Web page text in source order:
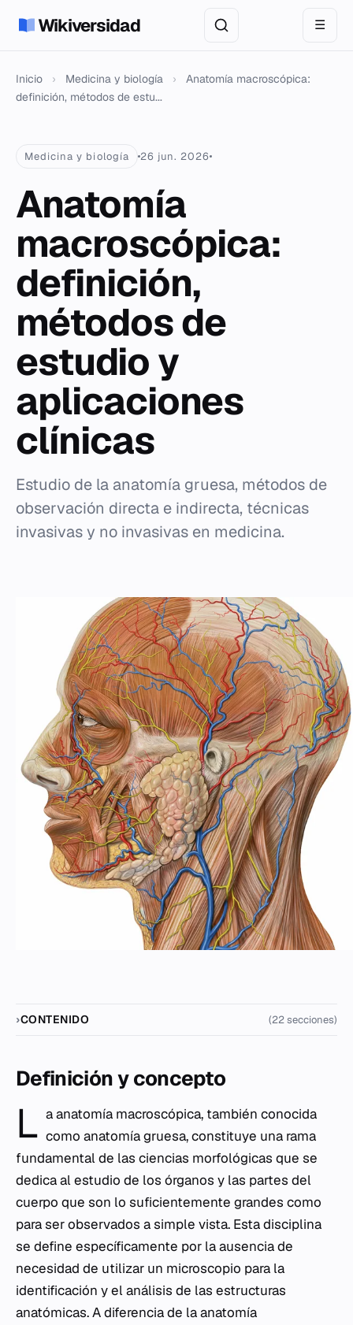
Wikiversidad ☰
Inicio › Medicina y biología ›
Anatomía macroscópica:
definición, métodos de estu...
Medicina y biología 26 jun. 2026
Anatomía
macroscópica:
definición,
métodos de
estudio y
aplicaciones
clínicas
Estudio de la anatomía gruesa, métodos de
observación directa e indirecta, técnicas
invasivas y no invasivas en medicina.
CONTENIDO (22 secciones)
Definición y concepto
L a anatomía macroscópica, también conocida
como anatomía gruesa, constituye una rama
fundamental de las ciencias morfológicas que se
dedica al estudio de los órganos y las partes del
cuerpo que son lo suficientemente grandes como
para ser observados a simple vista. Esta disciplina
se define específicamente por la ausencia de
necesidad de utilizar un microscopio para la
identificación y el análisis de las estructuras
anatómicas. A diferencia de la anatomía